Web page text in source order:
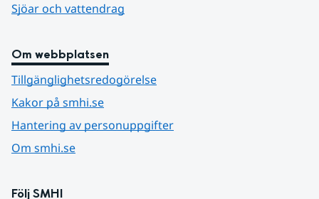
Sjöar och vattendrag
Om webbplatsen
Tillgänglighetsredogörelse
Kakor på smhi.se
Hantering av personuppgifter
Om smhi.se
Följ SMHI